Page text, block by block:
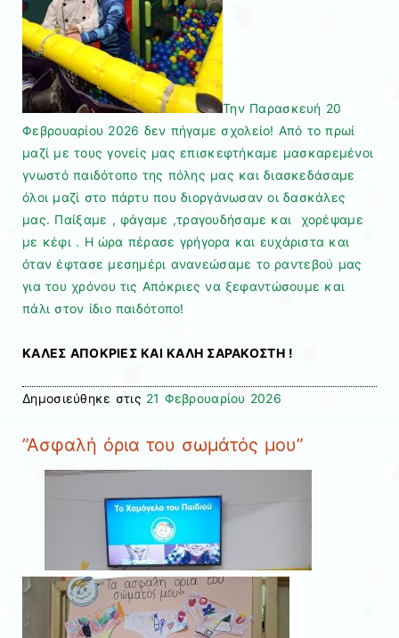
Την Παρασκευή 20
Φεβρουαρίου 2026 δεν πήγαμε σχολείο! Από το πρωί
μαζί με τους γονείς μας επισκεφτήκαμε μασκαρεμένοι
γνωστό παιδότοπο της πόλης μας και διασκεδάσαμε
όλοι μαζί στο πάρτυ που διοργάνωσαν οι δασκάλες
μας. Παίξαμε , φάγαμε ,τραγουδήσαμε και χορέψαμε
με κέφι . Η ώρα πέρασε γρήγορα και ευχάριστα και
όταν έφτασε μεσημέρι ανανεώσαμε το ραντεβού μας
για του χρόνου τις Απόκριες να ξεφαντώσουμε και
πάλι στον ίδιο παιδότοπο!
ΚΑΛΕΣ ΑΠΟΚΡΙΕΣ ΚΑΙ ΚΑΛΗ ΣΑΡΑΚΟΣΤΗ !
Δημοσιεύθηκε στις 21 Φεβρουαρίου 2026
”Ασφαλή όρια του σωμάτός μου”